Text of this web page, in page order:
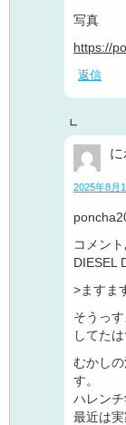
写真
https://
返信
2025年8月
コメン
DIESEL
>ますま
そうっ
してた
むかし
す。
ハレンチ
最近は